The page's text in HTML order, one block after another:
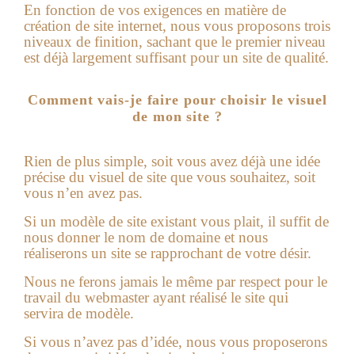
En fonction de vos exigences en matière de
création de site internet, nous vous proposons trois
niveaux de finition, sachant que le premier niveau
est déjà largement suffisant pour un site de qualité.
Comment vais-je faire pour choisir le visuel
de mon site ?
Rien de plus simple, soit vous avez déjà une idée
précise du visuel de site que vous souhaitez, soit
vous n’en avez pas.
Si un modèle de site existant vous plait, il suffit de
nous donner le nom de domaine et nous
réaliserons un site se rapprochant de votre désir.
Nous ne ferons jamais le même par respect pour le
travail du webmaster ayant réalisé le site qui
servira de modèle.
Si vous n’avez pas d’idée, nous vous proposerons